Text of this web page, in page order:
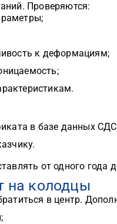
Проверяются:
к деформациям;
в базе данных
от одного года
на колодцы
в центр.